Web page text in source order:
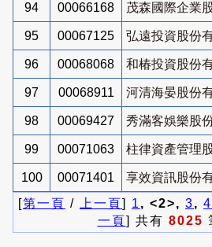
94 00066168 茂森國際企業
95 00067125 弘遠投資股份
96 00068068 和椿投資股份
97 00068911 河清海晏股份
98 00069427 秀滿客娛樂股
99 00071063 柱律資產管理
100 00071401
享效資訊股份
[第一頁 / 上一頁] 1 , <2>, 3, 4
一頁] 共有 8025